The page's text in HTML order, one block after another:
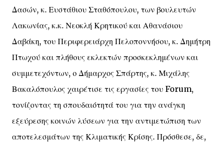
Δασών, κ. Ευστάθιου Σταθόπουλου, των βουλευτών
Λακωνίας, κ.κ. Νεοκλή Κρητικού και Αθανάσιου
Δαβάκη, του Περιφερειάρχη Πελοποννήσου, κ. Δημήτρη
Πτωχού και πλήθους εκλεκτών προσκεκλημένων και
συμμετεχόντων, ο Δήμαρχος Σπάρτης, κ. Μιχάλης
Βακαλόπουλος χαιρέτισε τις εργασίες του Forum,
τονίζοντας τη σπουδαιότητά του για την ανάγκη
εξεύρεσης κοινών λύσεων για την αντιμετώπιση των
αποτελεσμάτων της Κλιματικής Κρίσης. Πρόσθεσε, δε,